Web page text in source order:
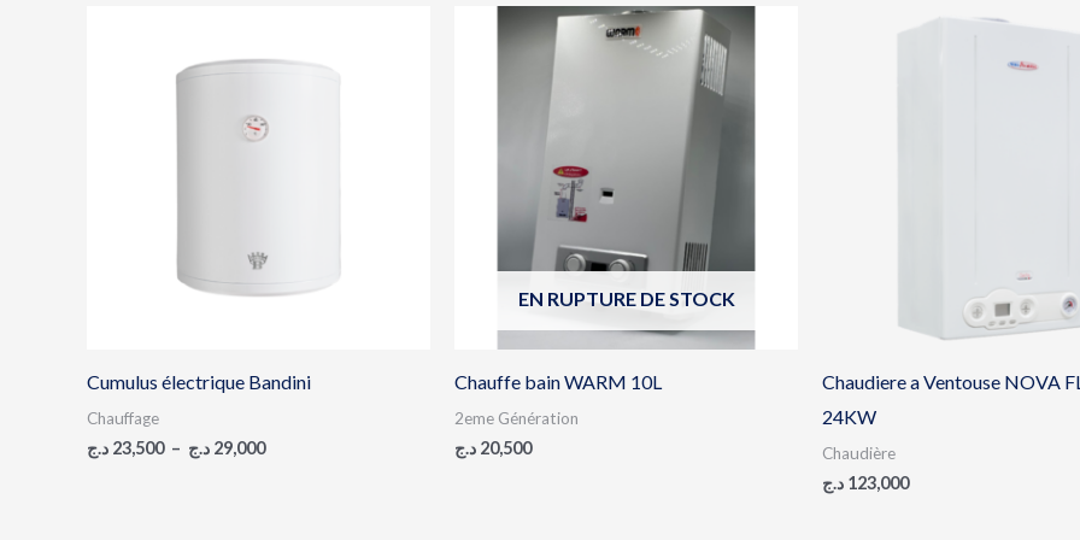
Cumulus électrique Bandini
Chauffage
23,500 د.ج – 29,000 د.ج
prix :
EN RUPTURE DE STOCK
Chauffe bain WARM 10L
2eme Génération
20,500 د.ج
Chaudiere a Ventouse NOVA
24KW
Chaudière
123,000 د.ج